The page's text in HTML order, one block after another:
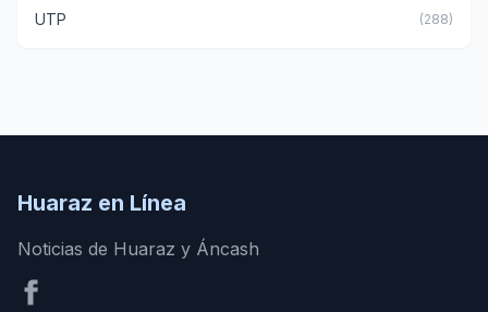
UTP (288)
Huaraz en Línea
Noticias de Huaraz y Áncash